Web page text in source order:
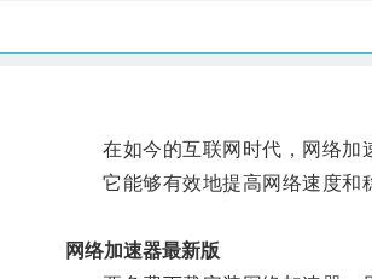
在如今的互联网时代，网络加速
它能够有效地提高网络速度和稳
网络加速器最新版